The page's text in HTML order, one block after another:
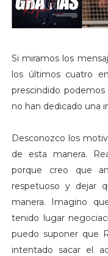
Si miramos los
los últimos cuatro
prescindido
no han dedicado una
Desconozco los
de esta manera.
porque creo que
respetuoso y dejar
manera. Imagino
tenido lugar
puedo suponer que
intentado sacar el